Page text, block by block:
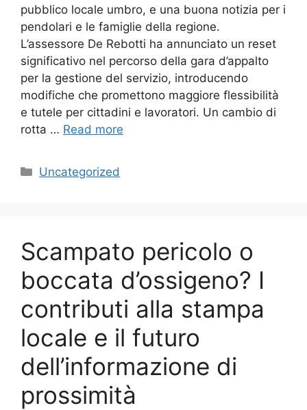
pubblico locale umbro, e una buona notizia per i
pendolari e le famiglie della regione.
L’assessore De Rebotti ha annunciato un reset
significativo nel percorso della gara d’appalto
per la gestione del servizio, introducendo
modifiche che promettono maggiore flessibilità
e tutele per cittadini e lavoratori. Un cambio di
rotta … Read more
Categories
Uncategorized
Scampato pericolo o
boccata d’ossigeno? I
contributi alla stampa
locale e il futuro
dell’informazione di
prossimità